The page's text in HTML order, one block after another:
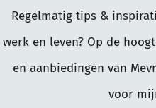
Regelmatig tips &
werk en leven? Op de
en aanbiedingen van
voor